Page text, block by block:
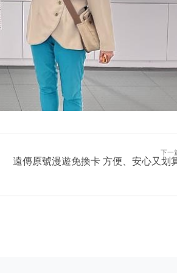
下一
遠傳原號漫遊免換卡 方便、安心又划